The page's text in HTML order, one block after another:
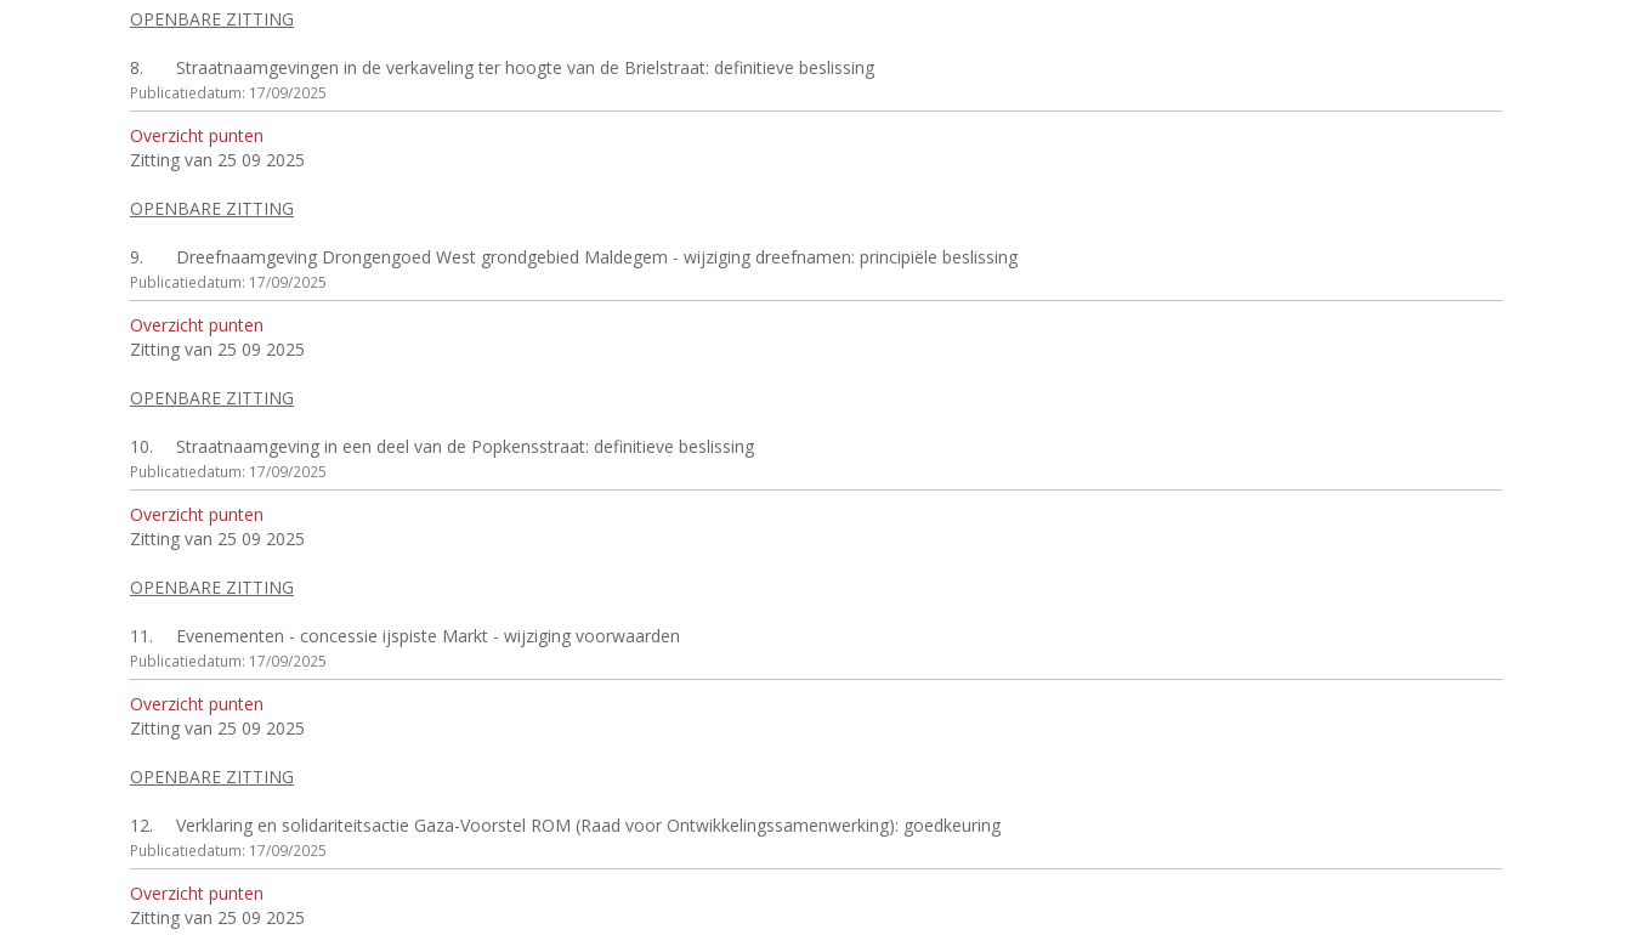
OPENBARE ZITTING
8. Straatnaamgevingen in de verkaveling ter hoogte van de Brielstraat: definitieve beslissing
Publicatiedatum: 17/09/2025
Overzicht punten
Zitting van 25 09 2025
OPENBARE ZITTING
9. Dreefnaamgeving Drongengoed West grondgebied Maldegem - wijziging dreefnamen: principiële beslissing
Publicatiedatum: 17/09/2025
Overzicht punten
Zitting van 25 09 2025
OPENBARE ZITTING
10. Straatnaamgeving in een deel van de Popkensstraat: definitieve beslissing
Publicatiedatum: 17/09/2025
Overzicht punten
Zitting van 25 09 2025
OPENBARE ZITTING
11. Evenementen - concessie ijspiste Markt - wijziging voorwaarden
Publicatiedatum: 17/09/2025
Overzicht punten
Zitting van 25 09 2025
OPENBARE ZITTING
12. Verklaring en solidariteitsactie Gaza-Voorstel ROM (Raad voor Ontwikkelingssamenwerking): goedkeuring
Publicatiedatum: 17/09/2025
Overzicht punten
Zitting van 25 09 2025